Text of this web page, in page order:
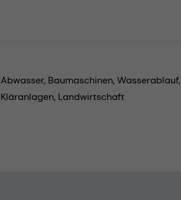
Abwasser, Baumaschinen,Wasserablauf,
Kläranlagen, Landwirtschaft